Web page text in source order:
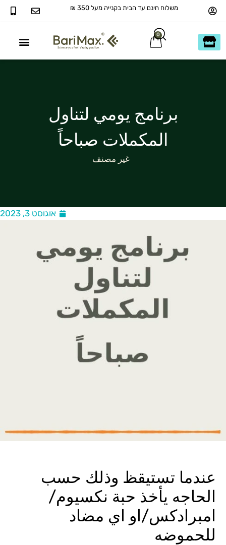
חינם עד הבית בקנייה מעל 350 ₪
0
يومي لتناول
المكملات صباحاً
تستيقظ وذلك حسب
يأخذ حبة نكسيوم/
او اي مضاد